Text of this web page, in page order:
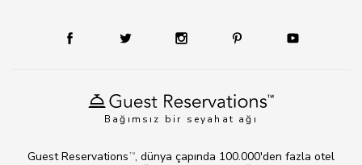
Bağımsız bir seyahat ağı
Guest Reservations TM, dünya çapında 100.000'den fazla otel